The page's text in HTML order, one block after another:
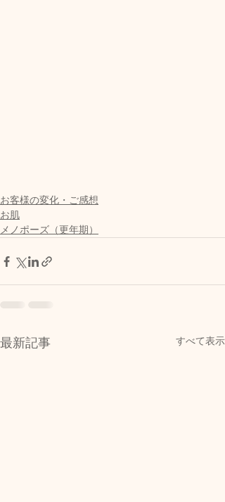
お客様の変化・ご感想
お肌
メノポーズ（更年期）
最新記事 すべて表示